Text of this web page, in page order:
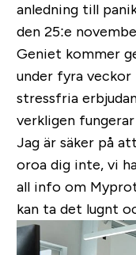
anledning till
den 25:e
Geniet kommer
under fyra veckor
stressfria
verkligen
Jag är säker på
oroa dig inte, vi
all info om
kan ta det lugnt